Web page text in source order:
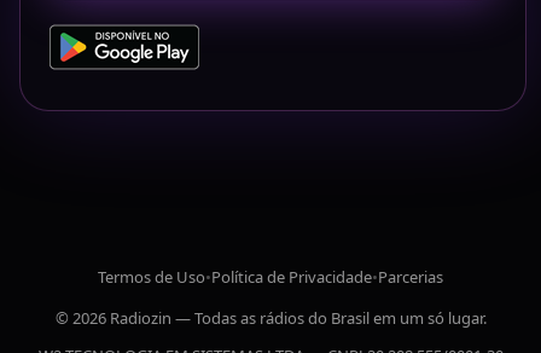
Termos de Uso•Política de Privacidade•Parcerias
© 2026 Radiozin — Todas as rádios do Brasil em um só lugar.